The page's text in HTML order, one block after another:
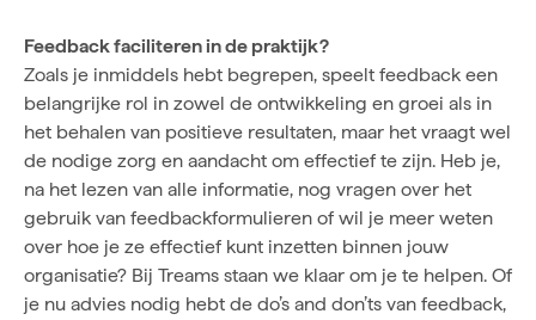
Feedback faciliteren in de praktijk?
Zoals je inmiddels hebt begrepen, speelt feedback een
belangrijke rol in zowel de ontwikkeling en groei als in
het behalen van positieve resultaten, maar het vraagt wel
de nodige zorg en aandacht om effectief te zijn. Heb je,
na het lezen van alle informatie, nog vragen over het
gebruik van feedbackformulieren of wil je meer weten
over hoe je ze effectief kunt inzetten binnen jouw
organisatie? Bij Treams staan we klaar om je te helpen. Of
je nu advies nodig hebt de do’s and don’ts van feedback,